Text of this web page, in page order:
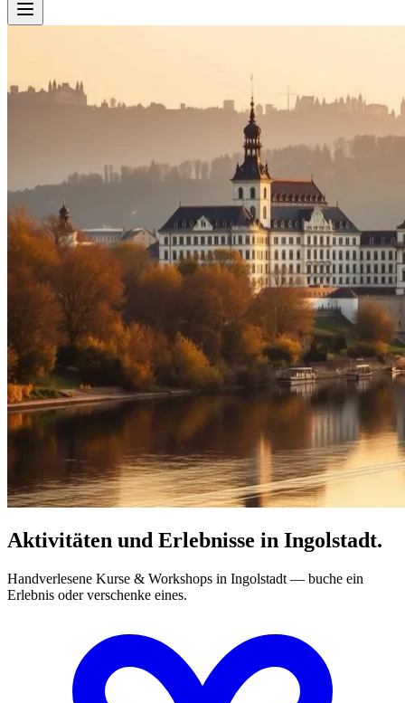
Aktivitäten und Erlebnisse in Ingolstadt.
Handverlesene Kurse & Workshops in Ingolstadt — buche ein
Erlebnis oder verschenke eines.